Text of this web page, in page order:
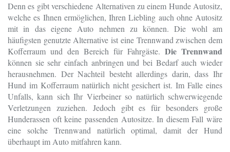
Denn es gibt verschiedene Alternativen zu einem Hunde Autositz,
welche es Ihnen ermöglichen, Ihren Liebling auch ohne Autositz
mit in das eigene Auto nehmen zu können. Die wohl am
häufigsten genutzte Alternative ist eine Trennwand zwischen dem
Kofferraum und den Bereich für Fahrgäste. Die Trennwand
können sie sehr einfach anbringen und bei Bedarf auch wieder
herausnehmen. Der Nachteil besteht allerdings darin, dass Ihr
Hund im Kofferraum natürlich nicht gesichert ist. Im Falle eines
Unfalls, kann sich Ihr Vierbeiner so natürlich schwerwiegende
Verletzungen zuziehen. Jedoch gibt es für besonders große
Hunderassen oft keine passenden Autositze. In diesem Fall wäre
eine solche Trennwand natürlich optimal, damit der Hund
überhaupt im Auto mitfahren kann.